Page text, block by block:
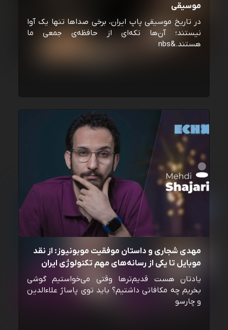
موسیقی
در تاریخ موسیقی پاپ ایران، برخی صداها تنها یک آوا
نیستند؛ آن‌ها تکه‌ای از حافظه‌ی جمعی ما
هستند.&nbs
مهدی شجاری و داستان موفقیت موبونیوز: از نقد
موبایل تا یکی از رسانه‌‌های مهم تکنولوژی ایران
یادتان هست قدیم‌ترها وقتی می‌خواستیم گوشی
بخریم چه مکافاتی داشتیم؟ باید توی پاساژ علاءالدین
و چارسو